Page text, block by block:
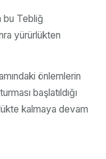
bu Tebliğ
yürürlükten
önlemlerin
başlatıldığı
kalmaya devam